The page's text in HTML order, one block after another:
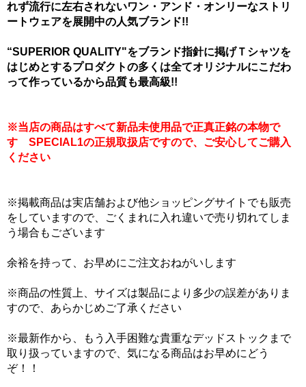
れず流行に左右されないワン・アンド・オンリーなストリ
ートウェアを展開中の人気ブランド!!
“SUPERIOR QUALITY"をブランド指針に掲げＴシャツを
はじめとするプロダクトの多くは全てオリジナルにこだわ
って作っているから品質も最高級!!
※当店の商品はすべて新品未使用品で正真正銘の本物で
す SPECIAL1の正規取扱店ですので、ご安心してご購入
ください
※掲載商品は実店舗および他ショッピングサイトでも販売
をしていますので、ごくまれに入れ違いで売り切れてしま
う場合もございます
余裕を持って、お早めにご注文おねがいします
※商品の性質上、サイズは製品により多少の誤差がありま
すので、あらかじめご了承ください
※最新作から、もう入手困難な貴重なデッドストックまで
取り扱っていますので、気になる商品はお早めにどう
ぞ！！